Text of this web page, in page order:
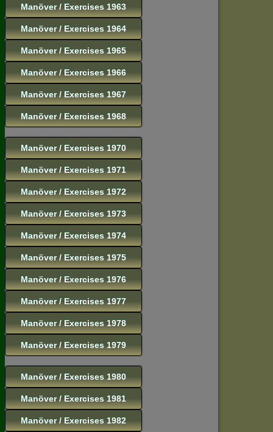
Manöver / Exercises 1963
Manöver / Exercises 1964
Manöver / Exercises 1965
Manöver / Exercises 1966
Manöver / Exercises 1967
Manöver / Exercises 1968
Manöver / Exercises 1970
Manöver / Exercises 1971
Manöver / Exercises 1972
Manöver / Exercises 1973
Manöver / Exercises 1974
Manöver / Exercises 1975
Manöver / Exercises 1976
Manöver / Exercises 1977
Manöver / Exercises 1978
Manöver / Exercises 1979
Manöver / Exercises 1980
Manöver / Exercises 1981
Manöver / Exercises 1982